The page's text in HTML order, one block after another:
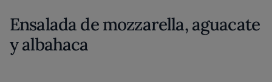
Ensalada de mozzarella, aguacate
y albahaca